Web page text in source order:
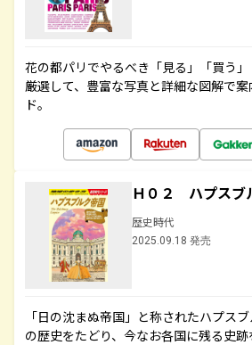
花の都パリでやるべき「見る」「買う
厳選して、豊富な写真と詳細な図解で
ド。
Ｈ０２ ハプスブ
歴史時代
2025.09.18 発売
「日の沈まぬ帝国」と称されたハプス
の歴史をたどり、今なお各国に残る史